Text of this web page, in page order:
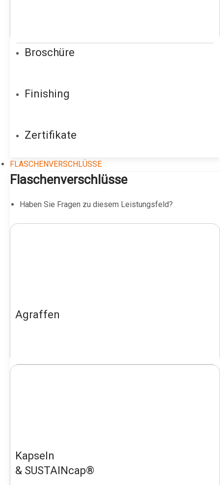
Broschüre
Finishing
Zertifikate
FLASCHENVERSCHLÜSSE
Flaschenverschlüsse
Haben Sie Fragen zu diesem Leistungsfeld?
Agraffen
Kapseln
& SUSTAINcap®